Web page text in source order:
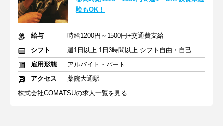
験もOK！
給与
時給1200円～1500円+交通費支給
シフト
週1日以上 1日3時間以上 シフト自由・自己申告
雇用形態
アルバイト・パート
アクセス
薬院大通駅
株式会社COMATSUの求人一覧を見る